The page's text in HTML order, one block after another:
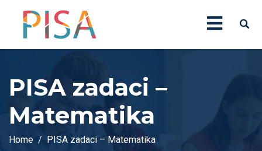
PISA zadaci –
Matematika
Home PISA zadaci – Matematika